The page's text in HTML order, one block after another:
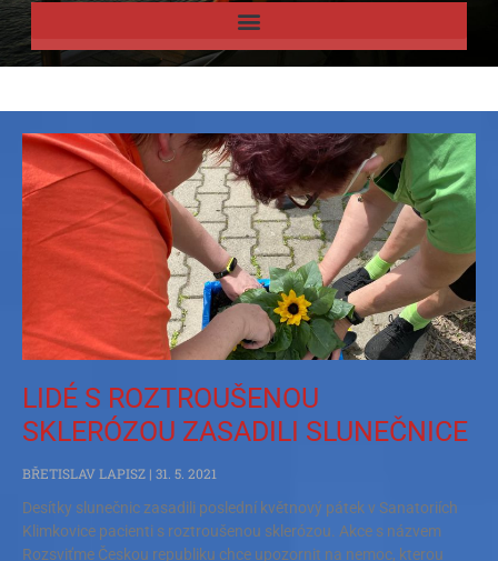
LIDÉ S ROZTROUŠENOU
SKLERÓZOU ZASADILI SLUNEČNICE
BŘETISLAV LAPISZ 31. 5. 2021
Desítky slunečnic zasadili poslední květnový pátek v Sanatoriích
Klimkovice pacienti s roztroušenou sklerózou. Akce s názvem
Rozsviťme Českou republiku chce upozornit na nemoc, kterou